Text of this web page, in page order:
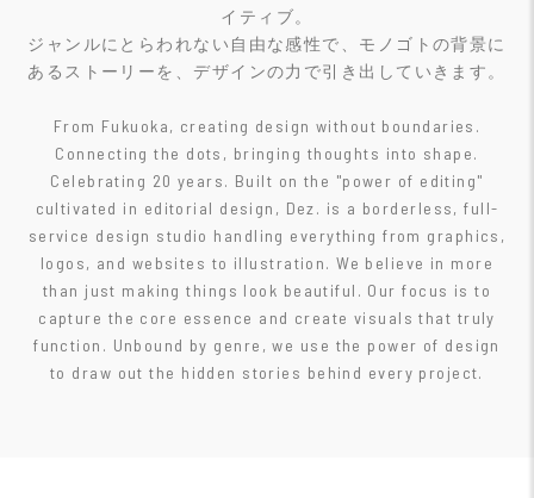
イティブ。
ジャンルにとらわれない自由な感性で、モノゴトの背景に
あるストーリーを、デザインの力で引き出していきます。
From Fukuoka, creating design without boundaries.
Connecting the dots, bringing thoughts into shape.
Celebrating 20 years. Built on the "power of editing"
cultivated in editorial design, Dez. is a borderless, full-
service design studio handling everything from graphics,
logos, and websites to illustration. We believe in more
than just making things look beautiful. Our focus is to
capture the core essence and create visuals that truly
function. Unbound by genre, we use the power of design
to draw out the hidden stories behind every project.